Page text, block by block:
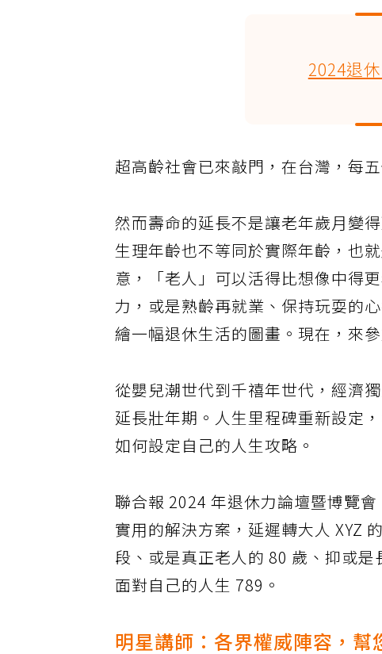
2024退
超高齡社會已來敲門，在台灣，每
然而壽命的延長不是讓老年歲月變
生理年齡也不等同於實際年齡，也
意，「老人」可以活得比想像中得
力，或是熟齡再就業、保持玩耍的
繪一幅退休生活的圖畫。現在，來
從嬰兒潮世代到千禧年世代，經濟
延長壯年期。人生里程碑重新設定
如何設定自己的人生攻略。
聯合報 2024 年退休力論壇暨博覽
實用的解決方案，延遲轉大人 XYZ
段、或是真正老人的 80 歲、抑或
面對自己的人生 789。